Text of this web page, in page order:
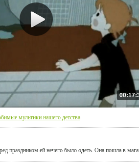
мультики нашего детства
праздником ей нечего было одеть. Она пошла в